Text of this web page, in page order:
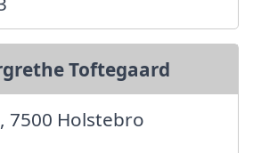
Toftegaard
7500 Holstebro